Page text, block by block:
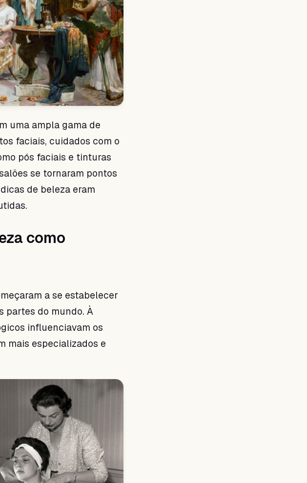
uma ampla gama de
faciais, cuidados com o
pós faciais e tinturas
se tornaram pontos
de beleza eram
como
a se estabelecer
partes do mundo. À
influenciavam os
mais especializados e